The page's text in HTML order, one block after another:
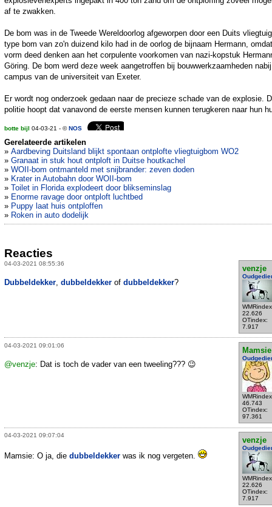
af te zwakken.
De bom was in de Tweede Wereldoorlog afgeworpen door een Duits
type bom van zo'n duizend kilo had in de oorlog de bijnaam Hermann,
vorm deed denken aan het corpulente voorkomen van nazi-kopstuk
Göring. De bom werd deze week aangetroffen bij bouwwerkzaamheden
campus van de universiteit van Exeter.
Er wordt nog onderzoek gedaan naar de precieze schade van de explosie.
politie hoopt dat vanavond de eerste mensen kunnen terugkeren naar hun
botte bijl 04-03-21 - ©NOS
Gerelateerde artikelen
» Aardbeving Duitsland blijkt spontaan ontplofte vliegtuigbom WO2
» Granaat in stuk hout ontploft in Duitse houtkachel
» WOII-bom ontmanteld met snijbrander: zeven doden
» Krater in Autobahn door WOII-bom
» Toilet in Florida explodeert door blikseminslag
» Enorme ravage door ontploft luchtbed
» Puppy laat huis ontploffen
» Roken in auto dodelijk
Reacties
04-03-2021 08:55:36
venzje
22.626
OTindex:
7.917
Dubbeldekker dubbeldekker of dubbeldekker?
04-03-2021 09:01:06
Mamsie
46.743
OTindex:
97.361
@venzje: Dat is toch de vader van een tweeling??? 😉
04-03-2021 09:07:04
venzje
22.626
OTindex:
7.917
Mamsie: O ja, die dubbeldekker was ik nog vergeten.